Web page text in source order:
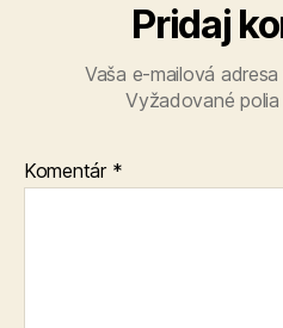
Pridaj
Vaša e-mailová
Vyžadované
Komentár *